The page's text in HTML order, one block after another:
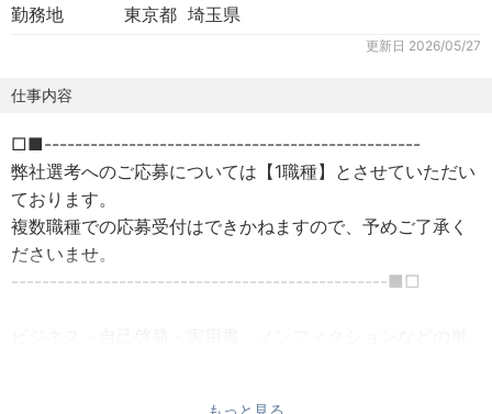
勤務地 東京都 埼玉県
更新日 2026/05/27
仕事内容
□■-------------------------------------------------
弊社選考へのご応募については【1職種】とさせていただい
ております。
複数職種での応募受付はできかねますので、予めご了承く
ださいませ。
-------------------------------------------------■□
もっと見る